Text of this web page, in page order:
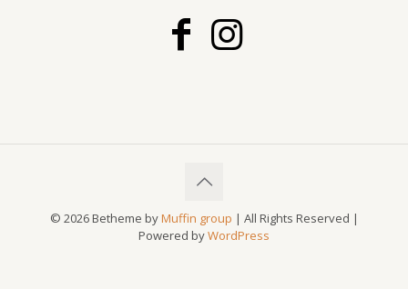
© 2026 Betheme byMuffin group | All Rights Reserved |
Powered byWordPress